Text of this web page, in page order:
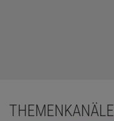
THEMENKANÄLE